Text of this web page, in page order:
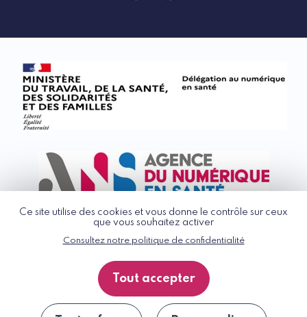
Ce site utilise des cookies et vous donne le contrôle sur ceux
que vous souhaitez activer
Consultez notre politique de confidentialité
Tout accepter
© G_NIUS 2026
Politique de confidentialité
Accessibilité : partiellement conforme
Plan du site